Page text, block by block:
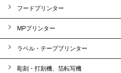
フードプリンター
MPプリンター
ラベル・テーププリンター
彫刻・打刻機、箔転写機